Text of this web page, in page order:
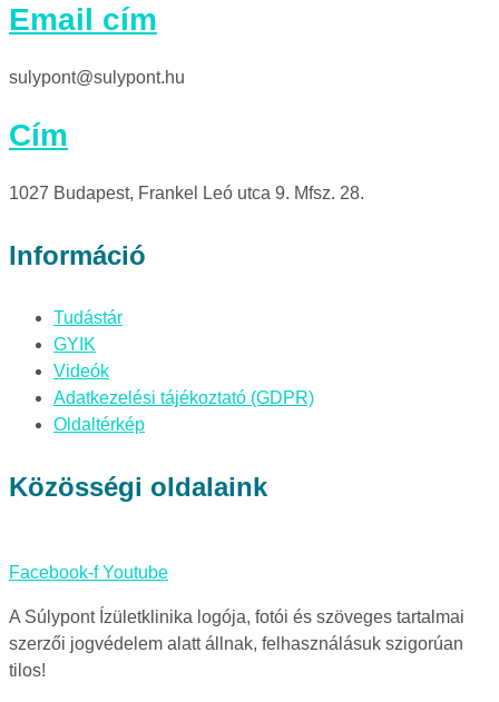
Email cím
sulypont@sulypont.hu
Cím
1027 Budapest, Frankel Leó utca 9. Mfsz. 28.
Információ
Tudástár
GYIK
Videók
Adatkezelési tájékoztató (GDPR)
Oldaltérkép
Közösségi oldalaink
Facebook-f Youtube
A Súlypont Ízületklinika logója, fotói és szöveges tartalmai
szerzői jogvédelem alatt állnak, felhasználásuk szigorúan
tilos!